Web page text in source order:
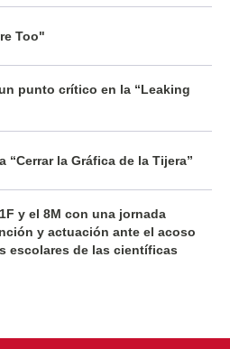
Too"
punto crítico en la “Leaking
“Cerrar la Gráfica de la Tijera”
y el 8M con una jornada
y actuación ante el acoso
escolares de las científicas